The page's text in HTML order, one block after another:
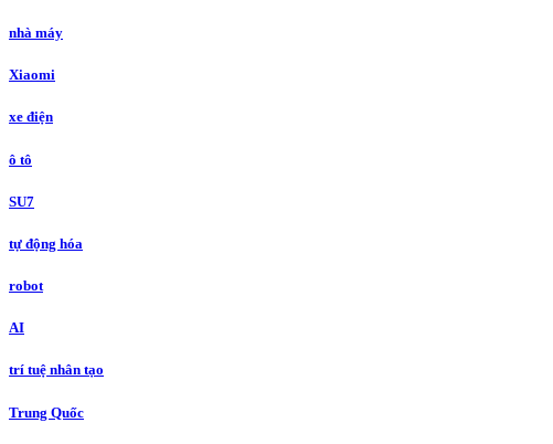
nhà máy
Xiaomi
xe điện
ô tô
SU7
tự động hóa
robot
AI
trí tuệ nhân tạo
Trung Quốc